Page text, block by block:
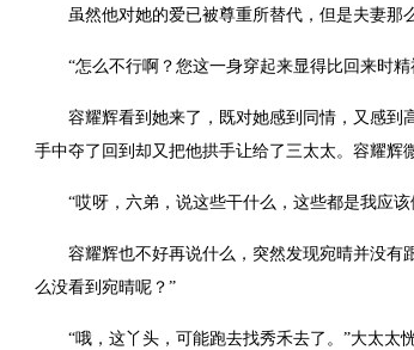
虽然他对她的爱已被尊重所替代，但是夫妻那么
“怎么不行啊？您这一身穿起来显得比回来时精
容耀辉看到她来了，既对她感到同情，又感到
手中夺了回到却又把他拱手让给了三太太。容耀
“哎呀，六弟，说这些干什么，这些都是我应该
容耀辉也不好再说什么，突然发现宛晴并没有
么没看到宛晴呢？”
“哦，这丫头，可能跑去找秀禾去了。”大太太恍